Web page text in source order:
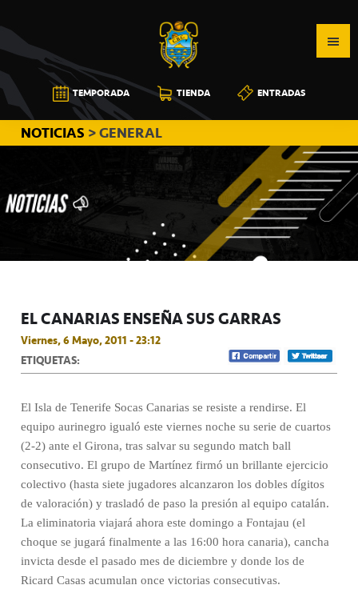
a
la
navegación
principal
al
contenido
principal
a
la
barra
lateral
principal
CB
CANARIAS
TEMPORADA TIENDA ENTRADAS
NOTICIAS > GENERAL
EL CANARIAS ENSEÑA SUS GARRAS
Viernes, 6 Mayo, 2011 - 23:12
ETIQUETAS:
El Isla de Tenerife Socas Canarias se resiste a rendirse. El
equipo aurinegro igualó este viernes noche su serie de cuartos
(2-2) ante el Girona, tras salvar su segundo match ball
consecutivo. El grupo de Martínez firmó un brillante ejercicio
colectivo (hasta siete jugadores alcanzaron los dobles dígitos
de valoración) y trasladó de paso la presión al equipo catalán.
La eliminatoria viajará ahora este domingo a Fontajau (el
choque se jugará finalmente a las 16:00 hora canaria), cancha
invicta desde el pasado mes de diciembre y donde los de
Ricard Casas acumulan once victorias consecutivas.